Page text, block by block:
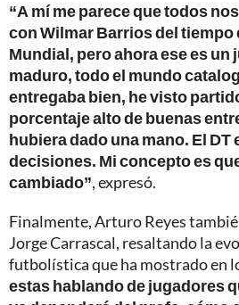
“A mí me parece que todos
con Wilmar Barrios del tiempo
Mundial, pero ahora ese es un
maduro, todo el mundo
entregaba bien, he visto
porcentaje alto de buenas
hubiera dado una mano. El DT
decisiones. Mi concepto es
cambiado”, expresó.
Finalmente, Arturo Reyes
Jorge Carrascal, resaltando la
futbolística que ha mostrado en
estas hablando de jugadores